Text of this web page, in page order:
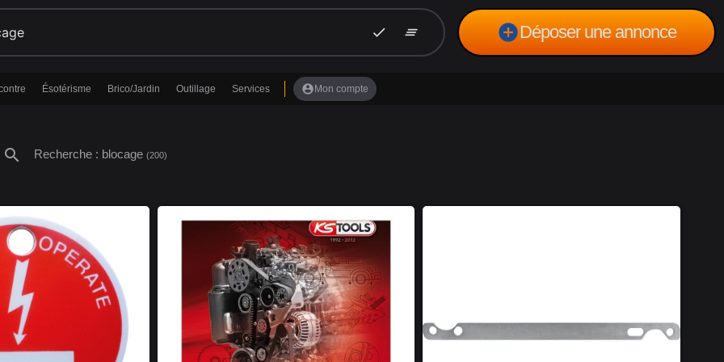
check clear_all add_circleDéposer une annonce
Ésotérisme Brico/Jardin Outillage Services account_circle Mon compte
search Recherche : blocage (200)